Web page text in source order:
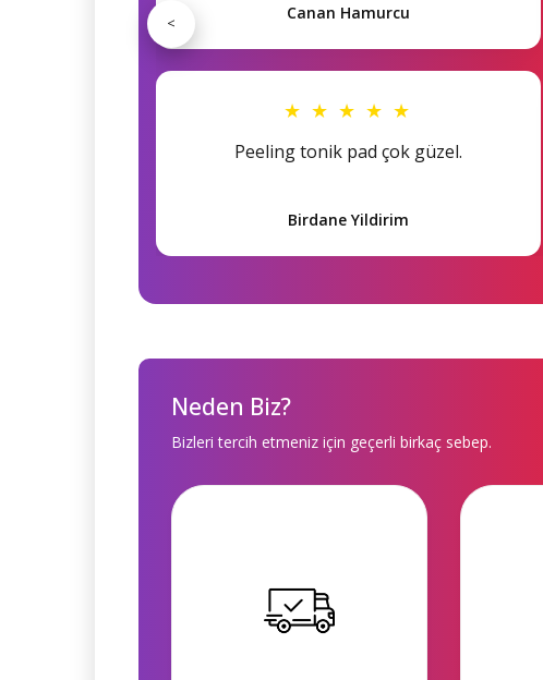
Canan Hamurcu
★ ★ ★ ★ ★
Peeling tonik pad çok güzel.
Birdane Yildirim
<
Neden Biz?
Bizleri tercih etmeniz için geçerli birkaç sebep.